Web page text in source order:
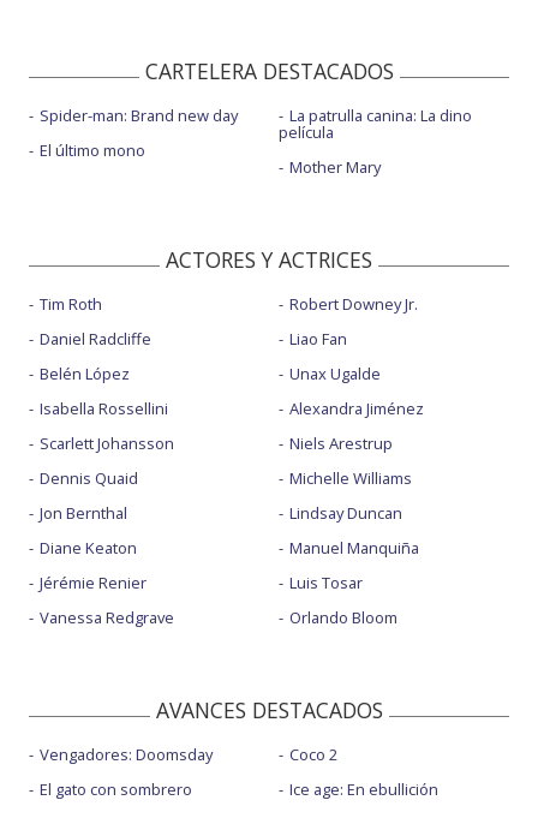
CARTELERA DESTACADOS
Spider-man: Brand new day
El último mono
La patrulla canina: La dino
película
Mother Mary
ACTORES Y ACTRICES
Tim Roth
Daniel Radcliffe
Belén López
Isabella Rossellini
Scarlett Johansson
Dennis Quaid
Jon Bernthal
Diane Keaton
Jérémie Renier
Vanessa Redgrave
Robert Downey Jr.
Liao Fan
Unax Ugalde
Alexandra Jiménez
Niels Arestrup
Michelle Williams
Lindsay Duncan
Manuel Manquiña
Luis Tosar
Orlando Bloom
AVANCES DESTACADOS
Vengadores: Doomsday
El gato con sombrero
Coco 2
Ice age: En ebullición